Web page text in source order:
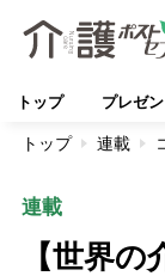
トップ プレゼン
トップ 連載
連載
【世界